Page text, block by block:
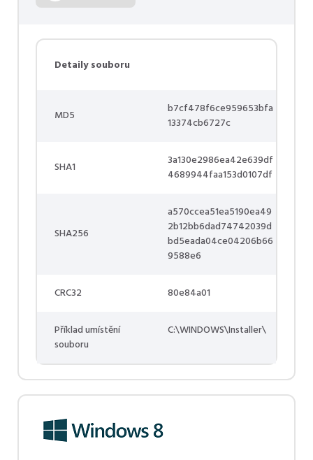
Detaily souboru
MD5
b7cf478f6ce959653bfa
13374cb6727c
SHA1
3a130e2986ea42e639df
4689944faa153d0107df
SHA256
a570ccea51ea5190ea49
2b12bb6dad74742039d
bd5eada04ce04206b66
9588e6
CRC32 80e84a01
Příklad umístění
souboru
C:\WINDOWS\Installer\